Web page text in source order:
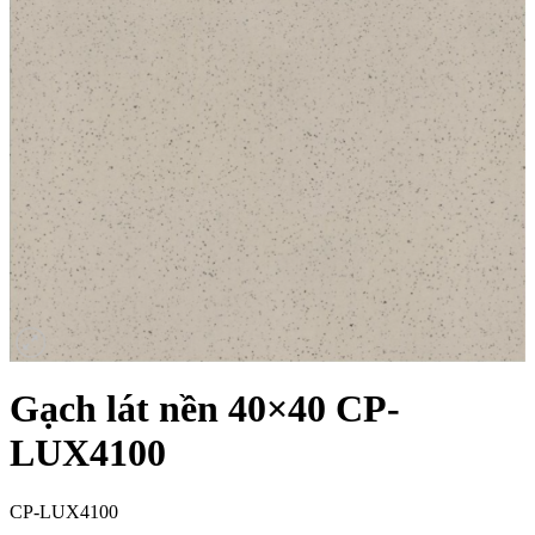
Gạch lát nền 40×40 CP-
LUX4100
CP-LUX4100